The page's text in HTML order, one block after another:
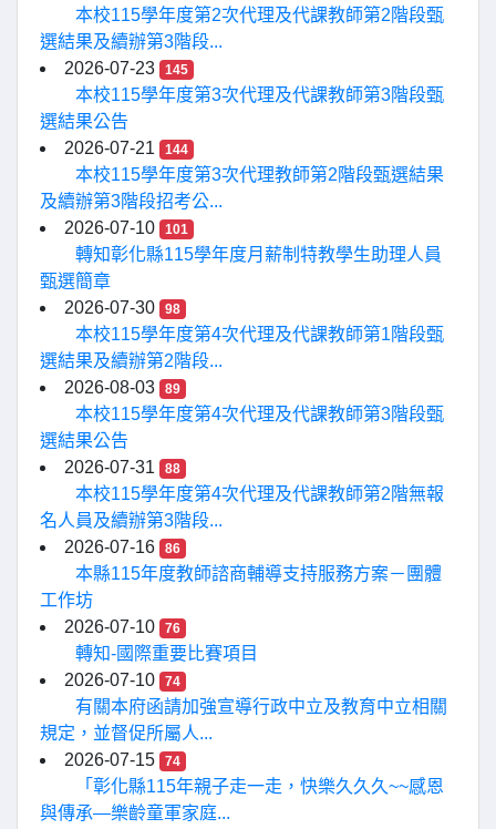
本校115學年度第2次代理及代課教師第2階段甄
選結果及續辦第3階段...
2026-07-23
145
本校115學年度第3次代理及代課教師第3階段甄
選結果公告
2026-07-21
144
本校115學年度第3次代理教師第2階段甄選結果
及續辦第3階段招考公...
2026-07-10
101
轉知彰化縣115學年度月薪制特教學生助理人員
甄選簡章
2026-07-30
98
本校115學年度第4次代理及代課教師第1階段甄
選結果及續辦第2階段...
2026-08-03
89
本校115學年度第4次代理及代課教師第3階段甄
選結果公告
2026-07-31
88
本校115學年度第4次代理及代課教師第2階無報
名人員及續辦第3階段...
2026-07-16
86
本縣115年度教師諮商輔導支持服務方案－團體
工作坊
2026-07-10
76
轉知-國際重要比賽項目
2026-07-10
74
有關本府函請加強宣導行政中立及教育中立相關
規定，並督促所屬人...
2026-07-15
74
「彰化縣115年親子走一走，快樂久久久~~感恩
與傳承—樂齡童軍家庭...